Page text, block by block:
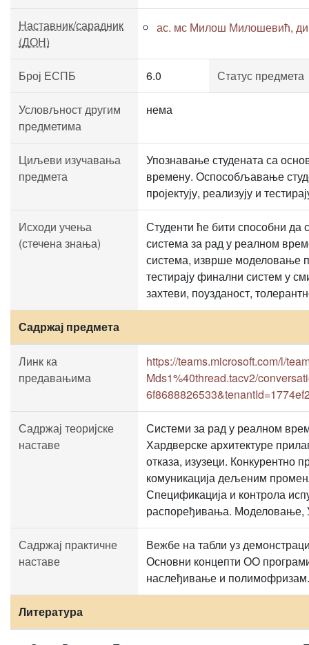
Наставник/сарадник
(ДОН)
ас. мс Милош Милошевић,
Број ЕСПБ 6.0 Статус предмета
Условљност другим
предметима
нема
Циљеви изучавања
предмета
Упознавање студената са
времену. Оспособљавање
пројектују, реализују и
Исходи учења
(стечена знања)
Студенти ће бити способни да
система за рад у реалном
система, изврше моделовање
тестирају финални систем у
захтеви, поузданост,
Садржај предмета
Линк ка
предавањима
https://teams.microsoft.com/l/
Mds1%40thread.tacv2/
Садржај теоријске
наставе
Системи за рад у реалном
Хардверске архитектуре
отказа, изузеци. Конкурентно
комуникација дељеним
Спецификација и контрола
распоређивања.
Садржај практичне
наставе
Вежбе на табли уз
Основни концепти ОО
наслеђивање и полимофризам.
Литература